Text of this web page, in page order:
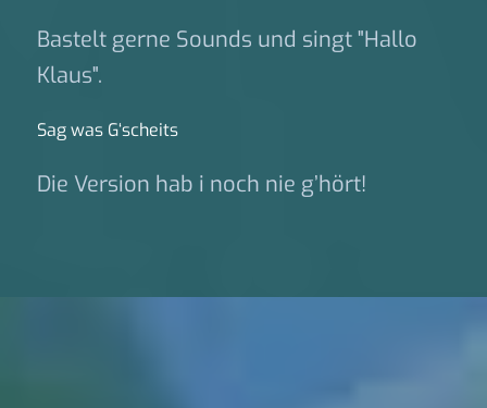
Bastelt gerne Sounds und singt "Hallo
Klaus".
Sag was G‘scheits
Die Version hab i noch nie g’hört!